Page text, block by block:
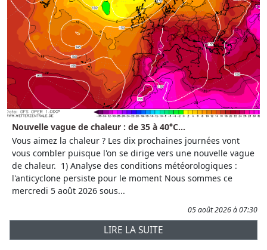
Nouvelle vague de chaleur : de 35 à 40°C...
Vous aimez la chaleur ? Les dix prochaines journées vont
vous combler puisque l'on se dirige vers une nouvelle vague
de chaleur. 1) Analyse des conditions météorologiques :
l'anticyclone persiste pour le moment Nous sommes ce
mercredi 5 août 2026 sous...
05 août 2026 à 07:30
LIRE LA SUITE